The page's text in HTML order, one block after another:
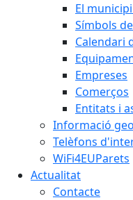
El
Símbols
Calendari
Empreses
Comerços
Entitats i
Informació
Telèfons
WiFi4EUParets
Actualitat
Contacte